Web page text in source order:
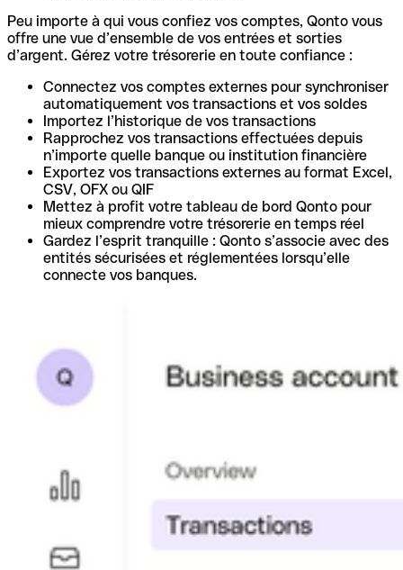
Peu importe à qui vous confiez vos comptes, Qonto vous
offre une vue d’ensemble de vos entrées et sorties
d’argent. Gérez votre trésorerie en toute confiance :
Connectez vos comptes externes pour synchroniser
automatiquement vos transactions et vos soldes
Importez l’historique de vos transactions
Rapprochez vos transactions effectuées depuis
n’importe quelle banque ou institution financière
Exportez vos transactions externes au format Excel,
CSV, OFX ou QIF
Mettez à profit votre tableau de bord Qonto pour
mieux comprendre votre trésorerie en temps réel
Gardez l’esprit tranquille : Qonto s’associe avec des
entités sécurisées et réglementées lorsqu’elle
connecte vos banques.